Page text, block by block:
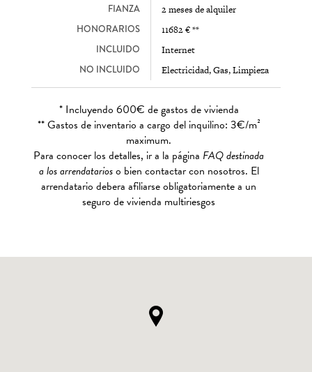
FIANZA 2 meses de alquiler
HONORARIOS 11682 € **
INCLUIDO Internet
NO INCLUIDO Electricidad, Gas, Limpieza
* Incluyendo 600€ de gastos de vivienda
** Gastos de inventario a cargo del inquilino: 3€/m²
maximum.
Para conocer los detalles, ir a la página FAQ destinada
a los arrendatarioso bien contactar con nosotros. El
arrendatario debera afiliarse obligatoriamente a un
seguro de vivienda multiriesgos